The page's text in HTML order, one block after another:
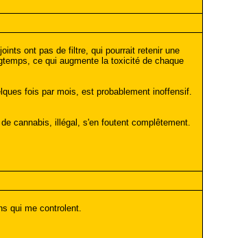
ont pas de filtre, qui pourrait retenir une
ce qui augmente la toxicité de chaque
fois par mois, est probablement inoffensif.
cannabis, illégal, s'en foutent complêtement.
qui me controlent.